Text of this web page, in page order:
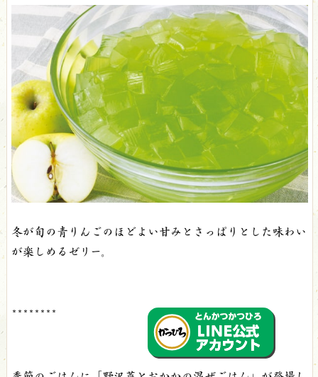
冬が旬の青りんごのほどよい甘みとさっぱりとした味わい
が楽しめるゼリー。
********